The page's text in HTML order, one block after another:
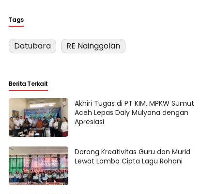
Tags
Datubara RE Nainggolan
Berita Terkait
Akhiri Tugas di PT KIM, MPKW Sumut
Aceh Lepas Daly Mulyana dengan
Apresiasi
Dorong Kreativitas Guru dan Murid
Lewat Lomba Cipta Lagu Rohani